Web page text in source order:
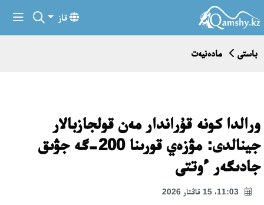
قاز
باستى مادەنيەت
ورالدا كونە قۇراندار مەن قولجازبالار
جينالدى: مۋزەي قورىنا 200-گە جۋىق
جادىگەر ءوتتى